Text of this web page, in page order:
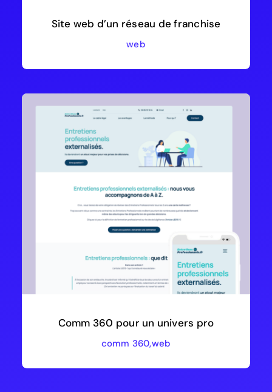
Site web d’un réseau de franchise
web
Comm 360 pour un univers pro
comm 360,web